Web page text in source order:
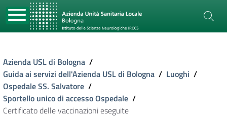
Azienda USL di Bologna /
Guida ai servizi dell'Azienda USL di Bologna / Luoghi /
Ospedale SS. Salvatore /
Sportello unico di accesso Ospedale /
Certificato delle vaccinazioni eseguite